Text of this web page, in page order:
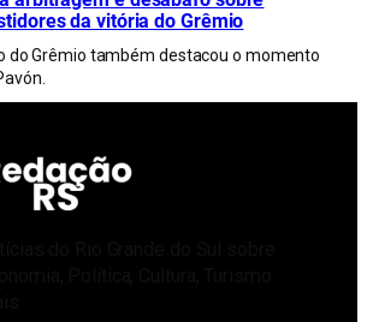
da vitória do Grêmio
do Grêmio também destacou o momento